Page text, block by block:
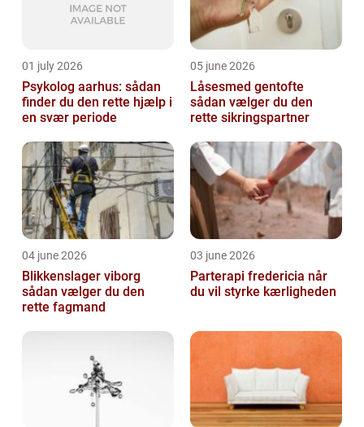
01 july 2026
Psykolog aarhus: sådan
finder du den rette hjælp i
en svær periode
05 june 2026
Låsesmed gentofte
sådan vælger du den
rette sikringspartner
04 june 2026
Blikkenslager viborg
sådan vælger du den
rette fagmand
03 june 2026
Parterapi fredericia når
du vil styrke kærligheden